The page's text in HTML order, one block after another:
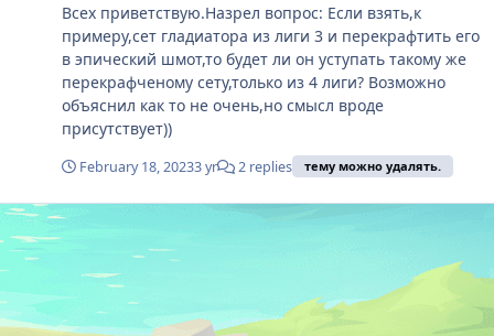
Всех приветствую.Назрел вопрос: Если взять,к
примеру,сет гладиатора из лиги 3 и перекрафтить его
в эпический шмот,то будет ли он уступать такому же
перекрафченому сету,только из 4 лиги? Возможно
объяснил как то не очень,но смысл вроде
присутствует))
February 18, 20233 yr 2 replies тему можно удалять.